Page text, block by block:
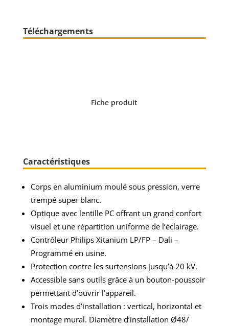
Téléchargements
Fiche produit
Caractéristiques
Corps en aluminium moulé sous pression, verre
trempé super blanc.
Optique avec lentille PC offrant un grand confort
visuel et une répartition uniforme de l’éclairage.
Contrôleur Philips Xitanium LP/FP – Dali –
Programmé en usine.
Protection contre les surtensions jusqu’à 20 kV.
Accessible sans outils grâce à un bouton-poussoir
permettant d’ouvrir l’appareil.
Trois modes d’installation : vertical, horizontal et
montage mural. Diamètre d’installation Ø48/